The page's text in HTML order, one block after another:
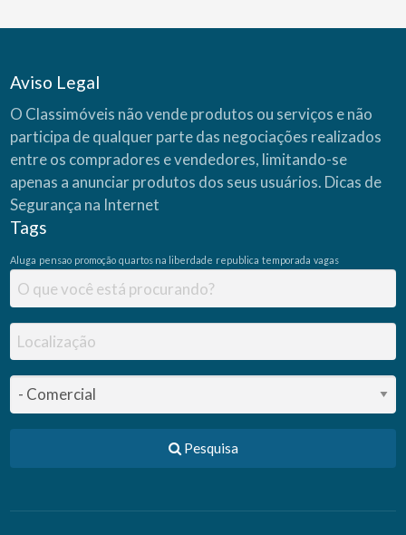
Aviso Legal
O Classimóveis não vende produtos ou serviços e não
participa de qualquer parte das negociações realizados
entre os compradores e vendedores, limitando-se
apenas a anunciar produtos dos seus usuários. Dicas de
Segurança na Internet
Tags
Aluga pensao promoção quartos na liberdade republica temporada vagas
Pesquisa